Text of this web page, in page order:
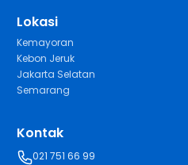
Lokasi
Kemayoran
Kebon Jeruk
Jakarta Selatan
Semarang
Kontak
021 751 66 99